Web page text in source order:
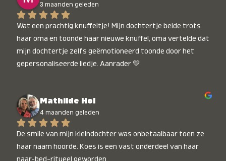
3 maanden geleden
Wat een prachtig knuffeltje! Mijn dochtertje belde trots
haar oma en toonde haar nieuwe knuffel, oma vertelde dat
mijn dochtertje zelfs geëmotioneerd toonde door het
gepersonaliseerde liedje. Aanrader 💛
Mathilde Hol
4 maanden geleden
De smile van mijn kleindochter was onbetaalbaar toen ze
haar naam hoorde. Koes is een vast onderdeel van haar
naar-bed-ritueel geworden.